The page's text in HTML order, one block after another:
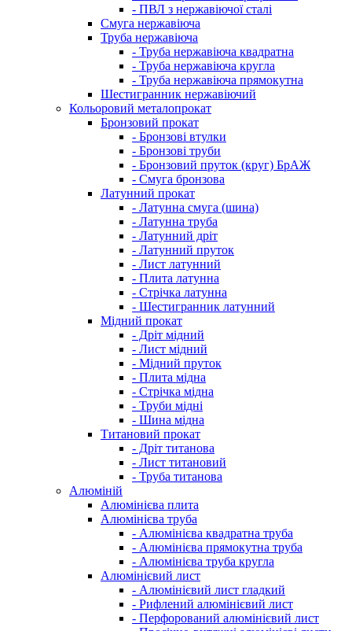
- ПВЛ з нержавіючої сталі
Смуга нержавіюча
Труба нержавіюча
- Труба нержавіюча квадратна
- Труба нержавіюча кругла
- Труба нержавіюча прямокутна
Шестигранник нержавіючий
Кольоровий металопрокат
Бронзовий прокат
- Бронзові втулки
- Бронзові труби
- Бронзовий пруток (круг) БрАЖ
- Смуга бронзова
Латунний прокат
- Латунна смуга (шина)
- Латунна труба
- Латунний дріт
- Латунний пруток
- Лист латунний
- Плита латунна
- Стрічка латунна
- Шестигранник латунний
Мідний прокат
- Дріт мідний
- Лист мідний
- Мідний пруток
- Плита мідна
- Стрічка мідна
- Труби мідні
- Шина мідна
Титановий прокат
- Дріт титанова
- Лист титановий
- Труба титанова
Алюміній
Алюмінієва плита
Алюмінієва труба
- Алюмінієва квадратна труба
- Алюмінієва прямокутна труба
- Алюмінієва труба кругла
Алюмінієвий лист
- Алюмінієвий лист гладкий
- Рифлений алюмінієвий лист
- Перфорований алюмінієвий лист